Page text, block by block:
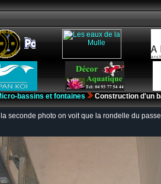
bassins et fontaines Construction d'un
seconde photo on voit que la rondelle du